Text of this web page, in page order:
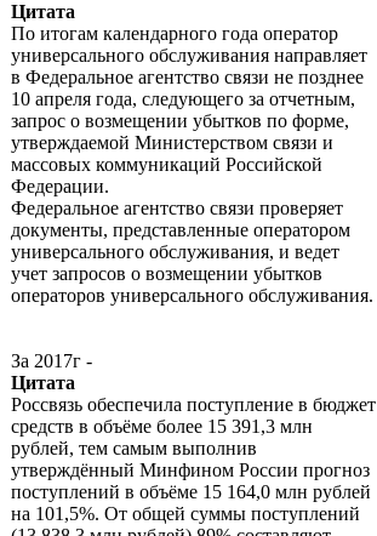
Цитата
По итогам календарного года оператор
универсального обслуживания направляет
в Федеральное агентство связи не позднее
10 апреля года, следующего за отчетным,
запрос о возмещении убытков по форме,
утверждаемой Министерством связи и
массовых коммуникаций Российской
Федерации.
Федеральное агентство связи проверяет
документы, представленные оператором
универсального обслуживания, и ведет
учет запросов о возмещении убытков
операторов универсального обслуживания.
За 2017г -
Цитата
Россвязь обеспечила поступление в бюджет
средств в объёме более 15 391,3 млн
рублей, тем самым выполнив
утверждённый Минфином России прогноз
поступлений в объёме 15 164,0 млн рублей
на 101,5%. От общей суммы поступлений